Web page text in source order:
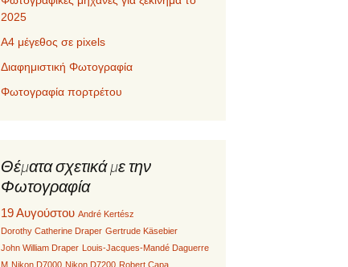
2025
Α4 μέγεθος σε pixels
Διαφημιστική Φωτογραφία
Φωτογραφία πορτρέτου
Θέματα σχετικά με την
Φωτογραφία
19 Αυγούστου André Kertész
Dorothy Catherine Draper Gertrude Käsebier
John William Draper Louis-Jacques-Mandé Daguerre
M Nikon D7000 Nikon D7200 Robert Capa